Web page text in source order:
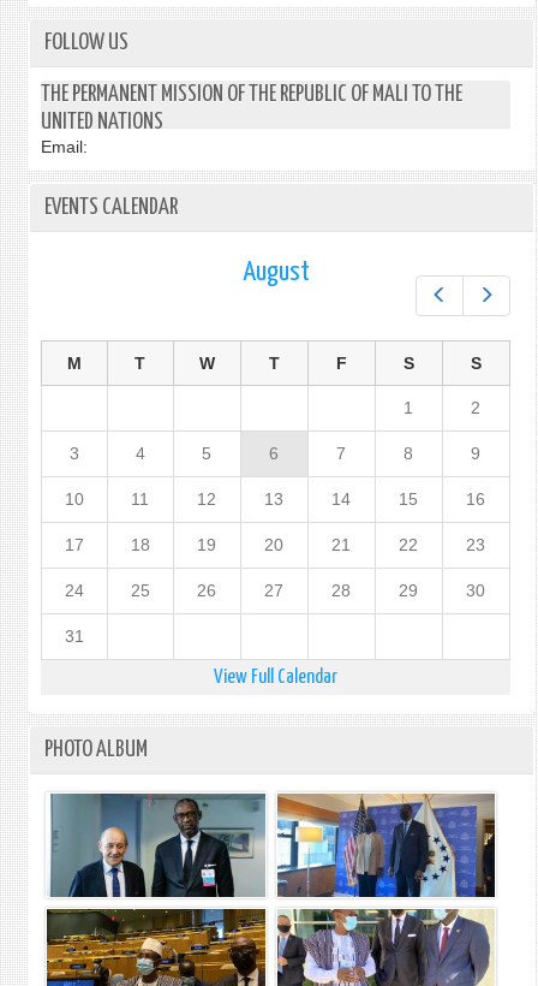
-
LIVRE
FOLLOW US
THE PERMANENT MISSION OF THE REPUBLIC OF MALI TO THE
UNITED NATIONS
Email:
EVENTS CALENDAR
August
M T W T F S S
1 2
3 4 5 6 7 8 9
10 11 12 13 14 15 16
17 18 19 20 21 22 23
24 25 26 27 28 29 30
31
View Full Calendar
PHOTO ALBUM